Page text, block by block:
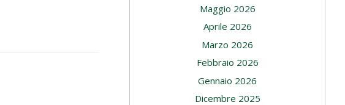
Maggio 2026
Aprile 2026
Marzo 2026
Febbraio 2026
Gennaio 2026
Dicembre 2025